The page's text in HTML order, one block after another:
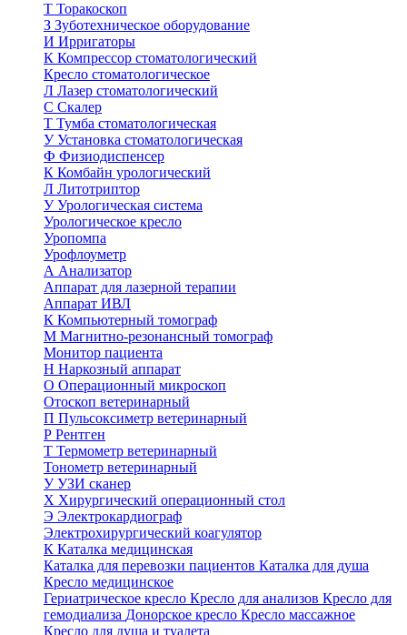
Т Торакоскоп
З Зуботехническое оборудование
И Ирригаторы
К Компрессор стоматологический
Кресло стоматологическое
Л Лазер стоматологический
С Скалер
Т Тумба стоматологическая
УУстановка стоматологическая
Ф Физиодиспенсер
К Комбайн урологический
Л Литотриптор
УУрологическая система
Урологическое кресло
Уропомпа
Урофлоуметр
А Анализатор
Аппарат для лазерной терапии
Аппарат ИВЛ
К Компьютерный томограф
М Магнитно-резонансный томограф
Монитор пациента
Н Наркозный аппарат
О Операционный микроскоп
Отоскоп ветеринарный
П Пульсоксиметр ветеринарный
Р Рентген
Т Термометр ветеринарный
Тонометр ветеринарный
УУЗИ сканер
Х Хирургический операционный стол
Э Электрокардиограф
Электрохирургический коагулятор
К Каталка медицинская
Каталка для перевозки пациентов Каталка для душа
Кресло медицинское
Гериатрическое кресло Кресло для анализов Кресло для
гемодиализа Донорское кресло Кресло массажное
Кресло для душа и туалета